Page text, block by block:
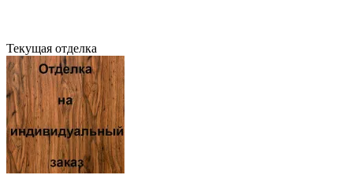
Текущая отделка